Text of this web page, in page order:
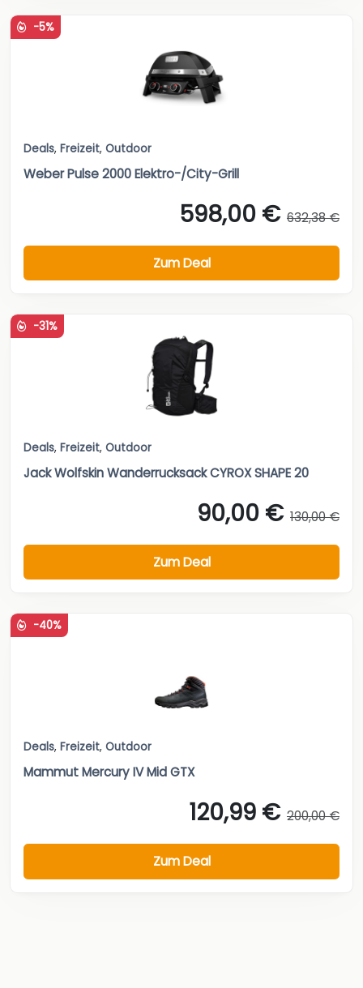
-5%
Deals, Freizeit, Outdoor
Weber Pulse 2000 Elektro-/City-Grill
598,00 € 632,38 €
Zum Deal
-31%
Deals, Freizeit, Outdoor
Jack Wolfskin Wanderrucksack CYROX SHAPE 20
90,00 € 130,00 €
Zum Deal
-40%
Deals, Freizeit, Outdoor
Mammut Mercury IV Mid GTX
120,99 € 200,00 €
Zum Deal